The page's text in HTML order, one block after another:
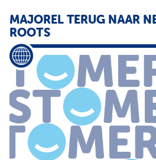
MAJOREL TERUG NAAR
ROOTS